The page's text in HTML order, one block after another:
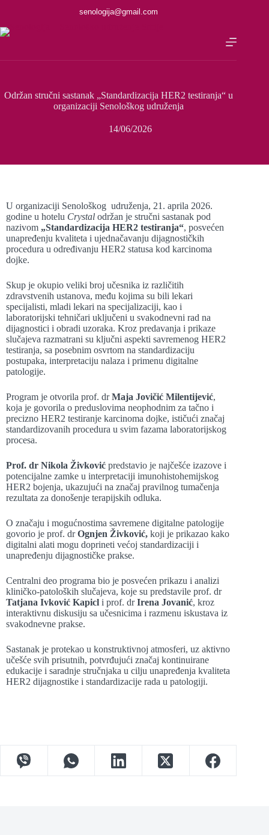
senologija@gmail.com
Održan stručni sastanak „Standardizacija HER2 testiranja“ u
organizaciji Senološkog udruženja
14/06/2026
U organizaciji Senološkog udruženja, 21. aprila 2026.
godine u hotelu Crystal održan je stručni sastanak pod
nazivom „Standardizacija HER2 testiranja“, posvećen
unapređenju kvaliteta i ujednačavanju dijagnostičkih
procedura u određivanju HER2 statusa kod karcinoma
dojke.
Skup je okupio veliki broj učesnika iz različitih
zdravstvenih ustanova, među kojima su bili lekari
specijalisti, mladi lekari na specijalizaciji, kao i
laboratorijski tehničari uključeni u svakodnevni rad na
dijagnostici i obradi uzoraka. Kroz predavanja i prikaze
slučajeva razmatrani su ključni aspekti savremenog HER2
testiranja, sa posebnim osvrtom na standardizaciju
postupaka, interpretaciju nalaza i primenu digitalne
patologije.
Program je otvorila prof. drMaja Jovičić Milentijević,
koja je govorila o preduslovima neophodnim za tačno i
precizno HER2 testiranje karcinoma dojke, ističući značaj
standardizovanih procedura u svim fazama laboratorijskog
procesa.
Prof. dr Nikola Živković predstavio je najčešće izazove i
potencijalne zamke u interpretaciji imunohistohemijskog
HER2 bojenja, ukazujući na značaj pravilnog tumačenja
rezultata za donošenje terapijskih odluka.
O značaju i mogućnostima savremene digitalne patologije
govorio je prof. drOgnjen Živković, koji je prikazao kako
digitalni alati mogu doprineti većoj standardizaciji i
unapređenju dijagnostičke prakse.
Centralni deo programa bio je posvećen prikazu i analizi
kliničko-patoloških slučajeva, koje su predstavile prof. dr
Tatjana Ivković Kapicl i prof. drIrena Jovanić, kroz
interaktivnu diskusiju sa učesnicima i razmenu iskustava iz
svakodnevne prakse.
Sastanak je protekao u konstruktivnoj atmosferi, uz aktivno
učešće svih prisutnih, potvrđujući značaj kontinuirane
edukacije i saradnje stručnjaka u cilju unapređenja kvaliteta
HER2 dijagnostike i standardizacije rada u patologiji.